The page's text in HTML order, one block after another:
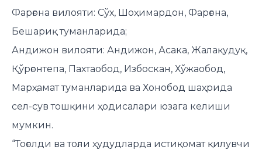
Фарғона вилояти: Сўх, Шоҳимардон, Фарғона,
Бешариқ туманларида;
Андижон вилояти: Андижон, Асака, Жалақудуқ,
Қўрғонтепа, Пахтаобод, Избоскан, Хўжаобод,
Марҳамат туманларида ва Хонобод шаҳрида
сел-сув тошқини ҳодисалари юзага келиши
мумкин.
“Тоғолди ва тоғли ҳудудларда истиқомат қилувчи